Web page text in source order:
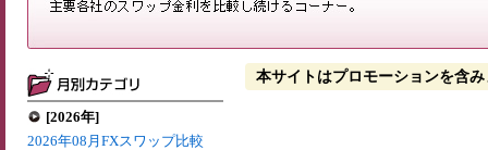
[2026年]
2026年08月FXスワップ比較
本サイトはプロモーションを含み